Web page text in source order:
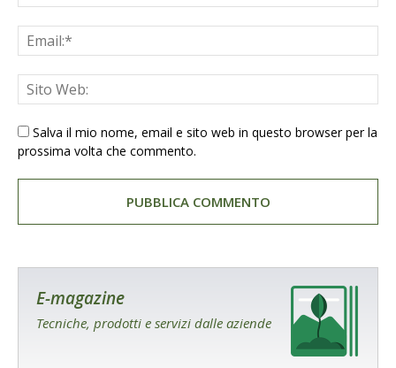
Salva il mio nome, email e sito web in questo browser per la
prossima volta che commento.
E-magazine
Tecniche, prodotti e servizi dalle aziende